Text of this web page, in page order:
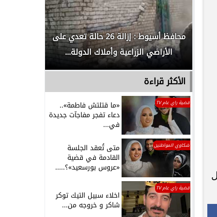
عادل
محافظ أسيوط : إزالة 26 حالة تعدي على
الأراضي الزراعية وأملاك الدولة...
الأكثر قراءة
قضية راي عام TV «ما قتلتش فاطمة»..
دعاء تفجر مفاجآت جديدة
في...
شكاوي المواطنين متى تُعقد الجلسة
القادمة في قضية
«عروس بورسعيد»؟.....
قضية راي عام TV
اخلاء سبيل التيك توكر
شاكر و خروجه من...